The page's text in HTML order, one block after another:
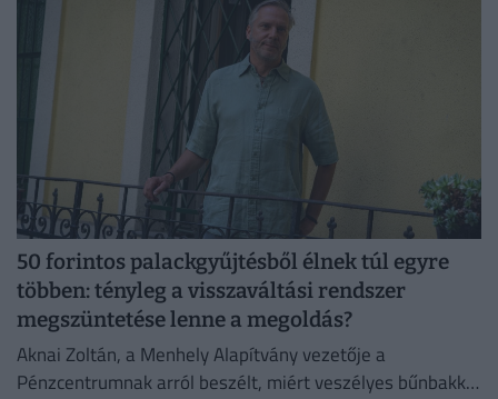
50 forintos palackgyűjtésből élnek túl egyre
többen: tényleg a visszaváltási rendszer
megszüntetése lenne a megoldás?
Aknai Zoltán, a Menhely Alapítvány vezetője a
Pénzcentrumnak arról beszélt, miért veszélyes bűnbakká